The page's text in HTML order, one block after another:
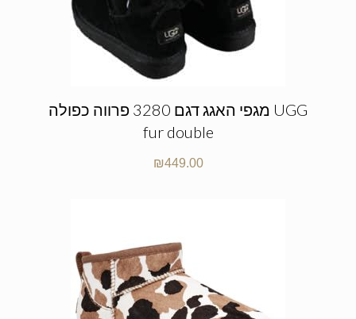
מגפי האגג דגם 3280 פרווה כפולה UGG
fur double
₪449.00